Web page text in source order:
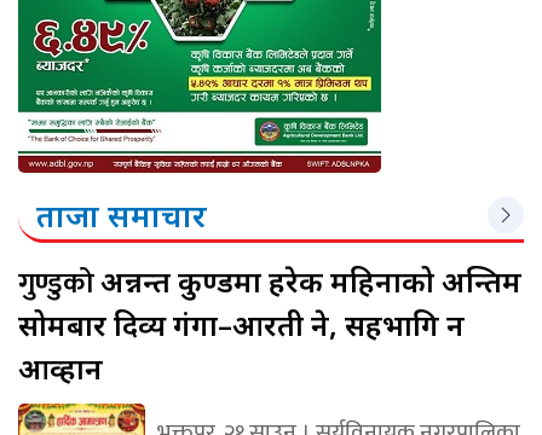
ताजा समाचार
गुण्डुकोअन्नन्त कुण्डमा हरेक महिनाको अन्तिम
सोमबार दिव्य गंगा–आरती हुने, सहभागि हुन
आव्हान